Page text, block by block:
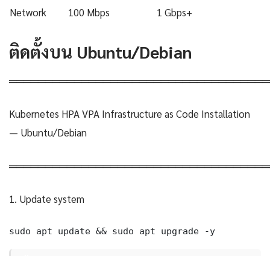
Network 100 Mbps 1 Gbps+
ติดตั้งบน Ubuntu/Debian
Kubernetes HPA VPA Infrastructure as Code Installation
— Ubuntu/Debian
1. Update system
sudo apt update && sudo apt upgrade -y